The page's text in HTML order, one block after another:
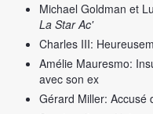
Michael Goldman et
La Star Ac'
Charles III:
Amélie Mauresmo:
avec son ex
Gérard Miller: Accusé